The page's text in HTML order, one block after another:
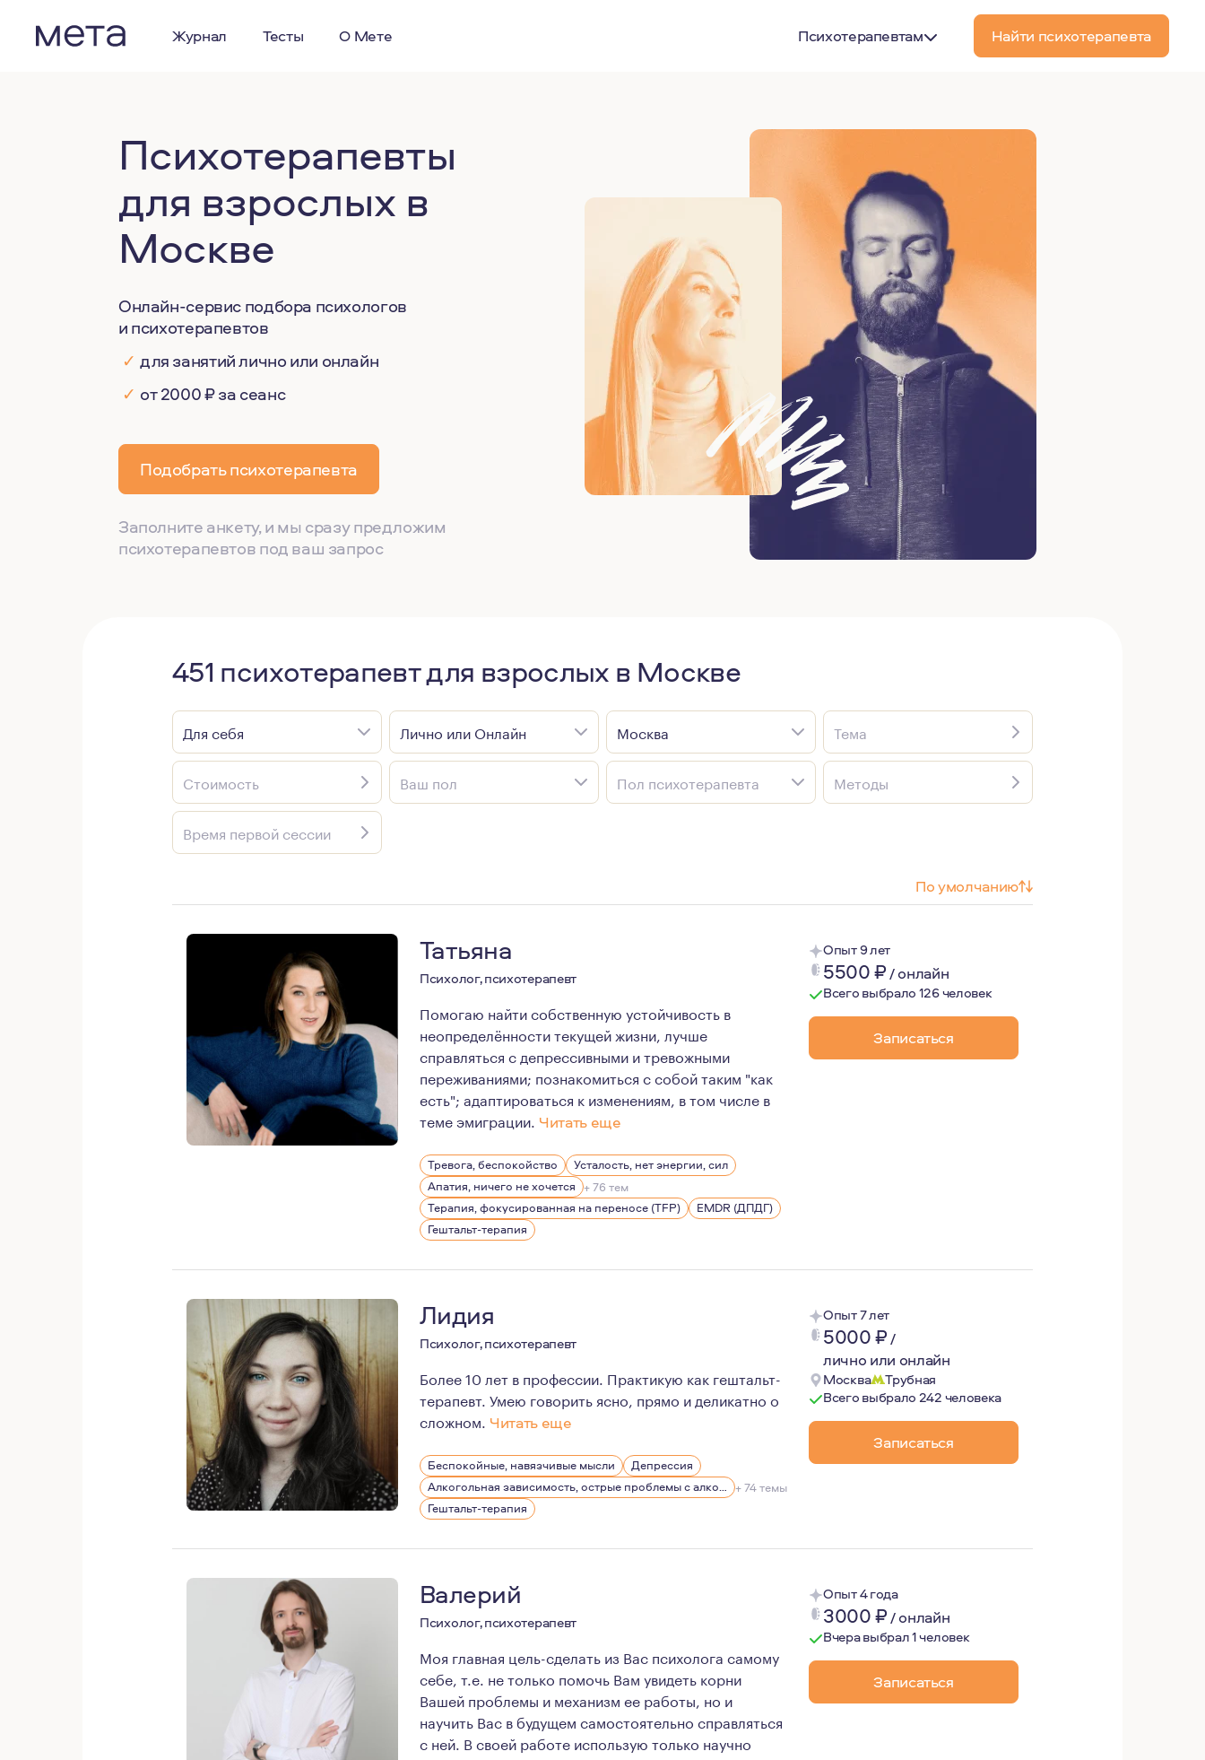
Журнал Тесты О Мете Психотерапевтам Найти психотерапевта
Психотерапевты
для взрослых в
Москве
Онлайн-сервис подбора психологов
и психотерапевтов
✓ для занятий лично или онлайн
✓ от 2000 ₽ за сеанс
Подобрать психотерапевта
Заполните анкету, и мы сразу предложим
психотерапевтов под ваш запрос
451 психотерапевт для взрослых в Москве
Для себя Лично или Онлайн Москва Тема
Стоимость Ваш пол Пол психотерапевта Методы
Время первой сессии
По умолчанию
Татьяна
Психолог, психотерапевт
Опыт 9 лет
5500₽/онлайн
Всего выбрало 126 человек
Записаться
Помогаю найти собственную устойчивость в
неопределённости текущей жизни, лучше
справляться с депрессивными и тревожными
переживаниями; познакомиться с собой таким "как
есть"; адаптироваться к изменениям, в том числе в
теме эмиграции. Читать еще
Я думаю, что психотерапия имеет достаточно прикладные задачи: узнать лучше себя, сделать свою жизнь
Кабинет психотерапевта это место, где вы можете быть собой, не украшая, не цензурируя, это место для
Тревога, беспокойство
Усталость, нет энергии, сил
Апатия, ничего не хочется + 76 тем
Терапия, фокусированная на переносе (TFP)
EMDR (ДПДГ)
Гештальт-терапия
Лидия
Психолог, психотерапевт
Опыт 7 лет
5000₽/
лично или онлайн
Москва
Трубная
Всего выбрало 242 человека
Записаться
Более 10 лет в профессии. Практикую как гештальт-
терапевт. Умею говорить ясно, прямо и деликатно о
сложном. Читать еще
Психотерапия для меня давно не только работа, но и философия, инструмент, с помощью которого я более
Всерьез увлечена вопросами улучшения качества жизни, саморегуляции и социальной адаптации (тревога,
Беспокойные, навязчивые мысли
Депрессия
Алкогольная зависимость, острые проблемы с алкоголем + 74 темы
Гештальт-терапия
Валерий
Психолог, психотерапевт
Опыт 4 года
3000₽/онлайн
Вчера выбрал 1 человек
Записаться
Моя главная цель-сделать из Вас психолога самому
себе, т.е. не только помочь Вам увидеть корни
Вашей проблемы и механизм ее работы, но и
научить Вас в будущем самостоятельно справляться
с ней. В своей работе использую только научно